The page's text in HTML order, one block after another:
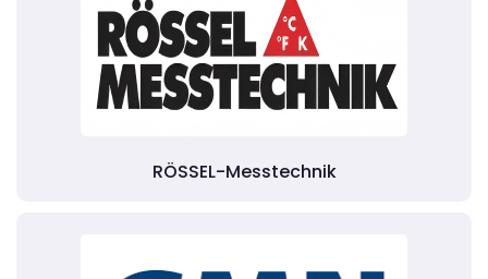
RÖSSEL-Messtechnik